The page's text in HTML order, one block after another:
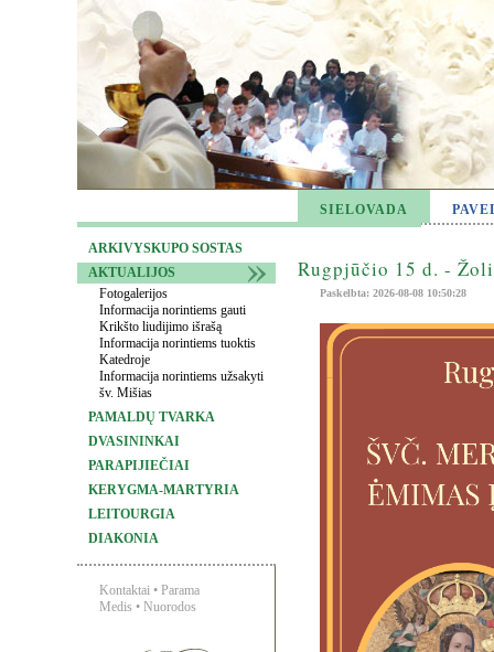
SIELOVADA
ARKIVYSKUPO SOSTAS
AKTUALIJOS
Fotogalerijos
Informacija norintiems gauti
Krikšto liudijimo išrašą
Informacija norintiems tuoktis
Katedroje
Informacija norintiems užsakyti
šv. Mišias
PAMALDŲ TVARKA
DVASININKAI
PARAPIJIEČIAI
KERYGMA-MARTYRIA
LEITOURGIA
DIAKONIA
Kontaktai • Parama
Medis • Nuorodos
Rugpjūčio 15 d. -
Paskelbta: 2026-08-08 10:50:28